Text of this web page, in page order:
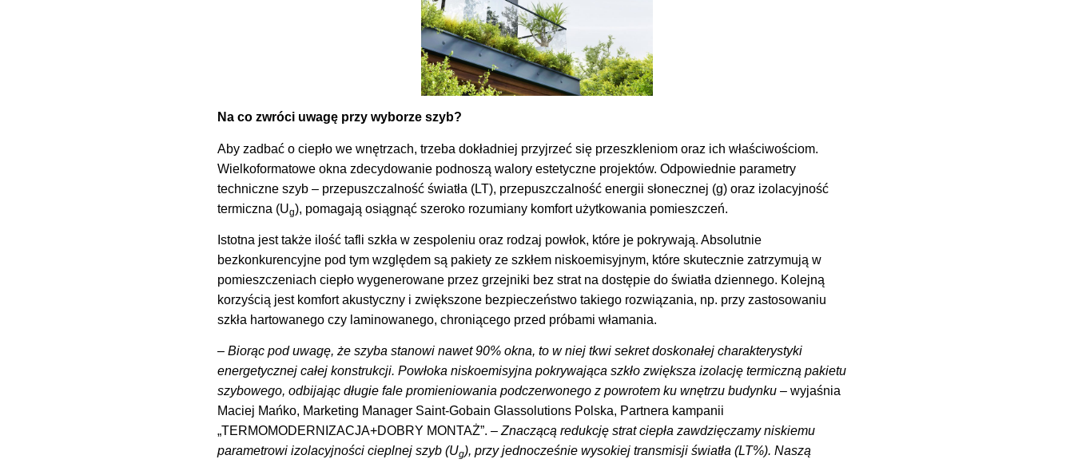
Na co zwróci uwagę przy wyborze szyb?
Aby zadbać o ciepło we wnętrzach, trzeba dokładniej przyjrzeć się przeszkleniom oraz ich właściwościom.
Wielkoformatowe okna zdecydowanie podnoszą walory estetyczne projektów. Odpowiednie parametry
techniczne szyb – przepuszczalność światła (LT), przepuszczalność energii słonecznej (g) oraz izolacyjność
termiczna (Ug), pomagają osiągnąć szeroko rozumiany komfort użytkowania pomieszczeń.
Istotna jest także ilość tafli szkła w zespoleniu oraz rodzaj powłok, które je pokrywają. Absolutnie
bezkonkurencyjne pod tym względem są pakiety ze szkłem niskoemisyjnym, które skutecznie zatrzymują w
pomieszczeniach ciepło wygenerowane przez grzejniki bez strat na dostępie do światła dziennego. Kolejną
korzyścią jest komfort akustyczny i zwiększone bezpieczeństwo takiego rozwiązania, np. przy zastosowaniu
szkła hartowanego czy laminowanego, chroniącego przed próbami włamania.
– Biorąc pod uwagę, że szyba stanowi nawet 90% okna, to w niej tkwi sekret doskonałej charakterystyki
energetycznej całej konstrukcji. Powłoka niskoemisyjna pokrywająca szkło zwiększa izolację termiczną pakietu
szybowego, odbijając długie fale promieniowania podczerwonego z powrotem ku wnętrzu budynku – wyjaśnia
Maciej Mańko, Marketing Manager Saint-Gobain Glassolutions Polska, Partnera kampanii
„TERMOMODERNIZACJA+DOBRY MONTAŻ”. – Znaczącą redukcję strat ciepła zawdzięczamy niskiemu
parametrowi izolacyjności cieplnej szyb (Ug), przy jednocześnie wysokiej transmisji światła (LT%). Naszą